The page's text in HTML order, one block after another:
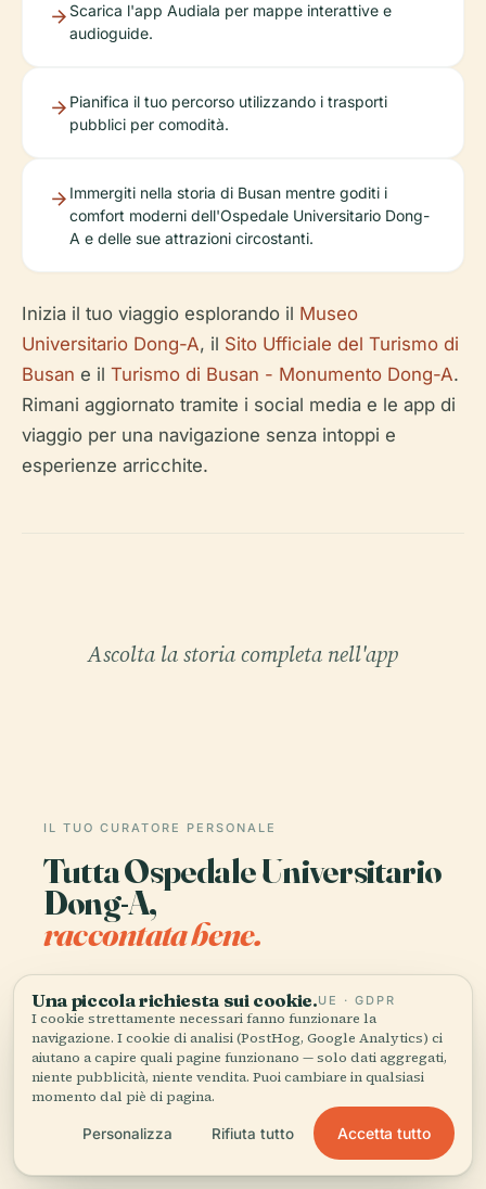
Scarica l'app Audiala per mappe interattive e
audioguide.
Pianifica il tuo percorso utilizzando i trasporti
pubblici per comodità.
Immergiti nella storia di Busan mentre goditi i
comfort moderni dell'Ospedale Universitario Dong-
A e delle sue attrazioni circostanti.
Inizia il tuo viaggio esplorando il Museo
Universitario Dong-A, il Sito Ufficiale del Turismo di
Busan e il Turismo di Busan - Monumento Dong-A.
Rimani aggiornato tramite i social media e le app di
viaggio per una navigazione senza intoppi e
esperienze arricchite.
Ascolta la storia completa nell'app
IL TUO CURATORE PERSONALE
Tutta Ospedale Universitario
Dong-A,
raccontata bene.
Guide audio per oltre 1.100 città in 96 paesi.
Storia, racconti e conoscenza locale —
disponibili offline.
Scarica l'app
Una piccola richiesta sui cookie.UE · GDPR
I cookie strettamente necessari fanno funzionare la
navigazione. I cookie di analisi (PostHog, Google Analytics) ci
aiutano a capire quali pagine funzionano — solo dati aggregati,
niente pubblicità, niente vendita. Puoi cambiare in qualsiasi
momento dal piè di pagina.
Personalizza Rifiuta tutto Accetta tutto